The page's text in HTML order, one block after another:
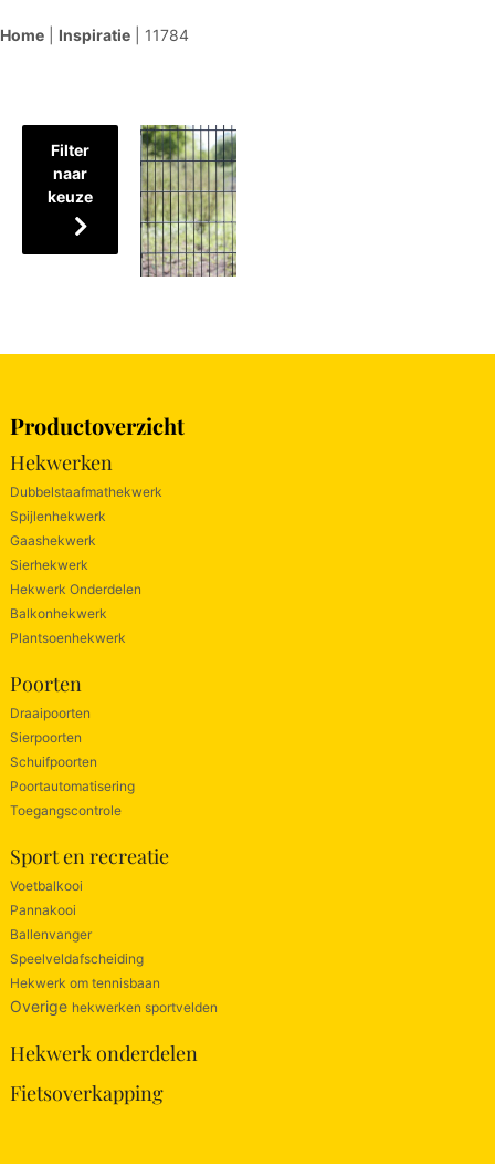
Home Inspiratie 11784
Filter
naar
keuze
Productoverzicht
Hekwerken
Dubbelstaafmathekwerk
Spijlenhekwerk
Gaashekwerk
Sierhekwerk
Hekwerk Onderdelen
Balkonhekwerk
Plantsoenhekwerk
Poorten
Draaipoorten
Sierpoorten
Schuifpoorten
Poortautomatisering
Toegangscontrole
Sport en recreatie
Voetbalkooi
Pannakooi
Ballenvanger
Speelveldafscheiding
Hekwerk om tennisbaan
Overige hekwerken sportvelden
Hekwerk onderdelen
Fietsoverkapping